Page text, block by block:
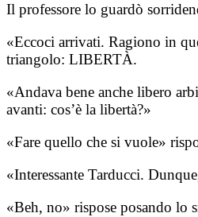
Il professore lo guardò
«Eccoci arrivati. Ragiono in
triangolo: LIBERTÀ.
«Andava bene anche libero
avanti: cos’è la libertà?»
«Fare quello che si vuole»
«Interessante Tarducci.
«Beh, no» rispose posando lo